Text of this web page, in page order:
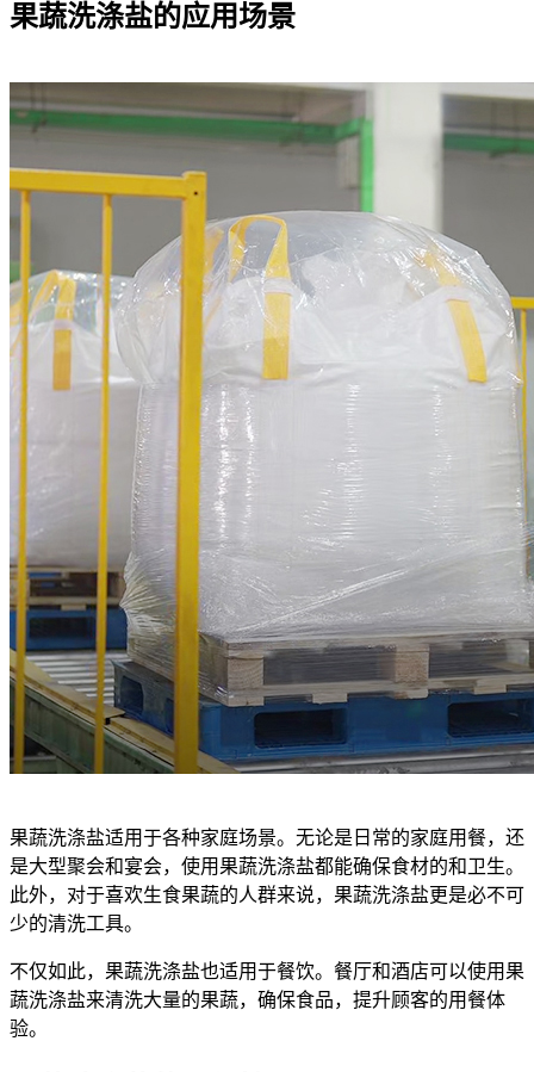
果蔬洗涤盐的应用场景
果蔬洗涤盐适用于各种家庭场景。无论是日常的家庭用餐，还
是大型聚会和宴会，使用果蔬洗涤盐都能确保食材的和卫生。
此外，对于喜欢生食果蔬的人群来说，果蔬洗涤盐更是必不可
少的清洗工具。
不仅如此，果蔬洗涤盐也适用于餐饮。餐厅和酒店可以使用果
蔬洗涤盐来清洗大量的果蔬，确保食品，提升顾客的用餐体
验。